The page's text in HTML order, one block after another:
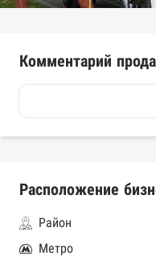
Комментарий
Расположение
Район
Метро